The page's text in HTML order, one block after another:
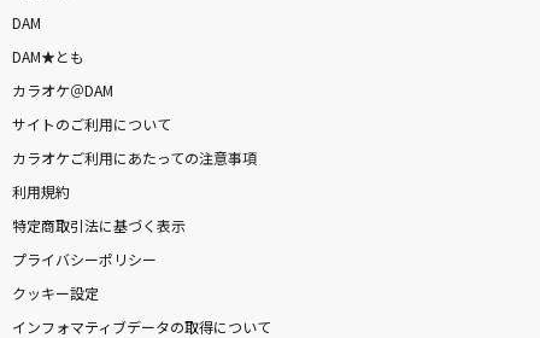
DAM
DAM★とも
カラオケ＠DAM
サイトのご利用について
カラオケご利用にあたっての注意事項
利用規約
特定商取引法に基づく表示
プライバシーポリシー
クッキー設定
インフォマティブデータの取得について